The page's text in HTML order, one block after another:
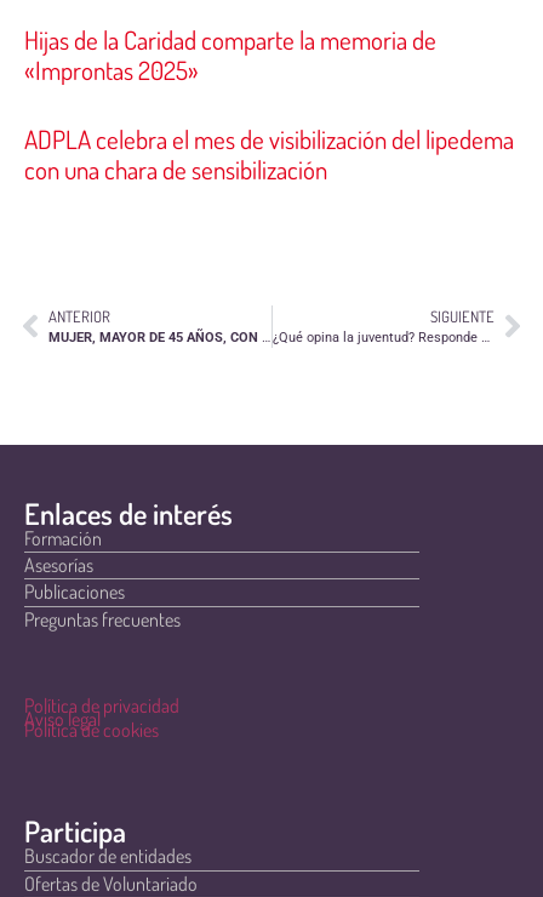
Hijas de la Caridad comparte la memoria de
«Improntas 2025»
ADPLA celebra el mes de visibilización del lipedema
con una chara de sensibilización
ANTERIOR
MUJER, MAYOR DE 45 AÑOS, CON ESTUDIOS SUPERIORES, DE IZQUIERDAS Y CREYENTE. ASÍ ES EL PERFIL DE LAS PERSONAS VOLUNTARIAS DE ARAGÓN.
SIGUIENTE
¿Qué opina la juventud? Responde a esta encuesta del CJZ
Enlaces de interés
Formación
Asesorías
Publicaciones
Preguntas frecuentes
Política de privacidad
Aviso legal
Política de cookies
Participa
Buscador de entidades
Ofertas de Voluntariado